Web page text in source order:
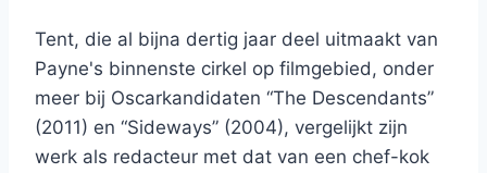
Tent, die al bijna dertig jaar deel uitmaakt van
Payne's binnenste cirkel op filmgebied, onder
meer bij Oscarkandidaten “The Descendants”
(2011) en “Sideways” (2004), vergelijkt zijn
werk als redacteur met dat van een chef-kok